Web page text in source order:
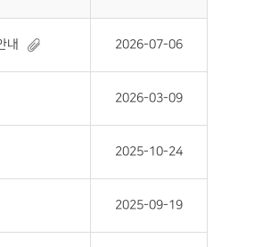
내 2026-07-06
2026-03-09
2025-10-24
2025-09-19